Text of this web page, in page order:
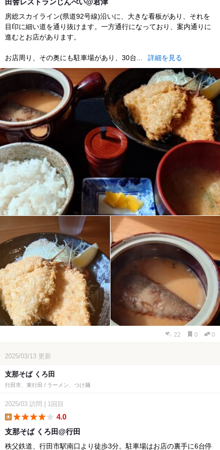
田舎レストランじんべい@君津
房総スカイライン(県道92号線)沿いに、大きな看板があり、それを
目印に細い道を通り抜けます。一方通行になっており、案内通りに
進むとお店があります。
お店周り、その奥にも駐車場があり、30台... 詳細を見る
22 0 0
2025/03/13 更新
支那そば くろ田
行田市、東行田 / ラーメン、つけ麺
2025/03 訪問 1回目
4.0
支那そば くろ田@行田
秩父鉄道、行田市駅南口より徒歩3分。駐車場はお店の裏手に6台停